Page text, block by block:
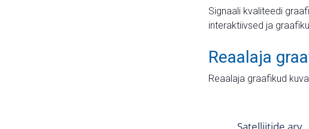
Signaali kvaliteedi
interaktiivsed ja
Reaalaja
Reaalaja graafikud